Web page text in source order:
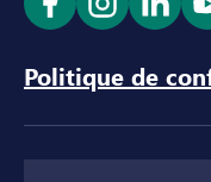
Ouvrir le lien
Ouvrir le
Politique de